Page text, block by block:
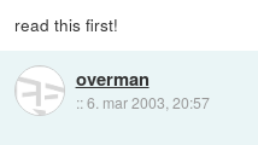
read this first!
overman
::6. mar 2003, 20:57